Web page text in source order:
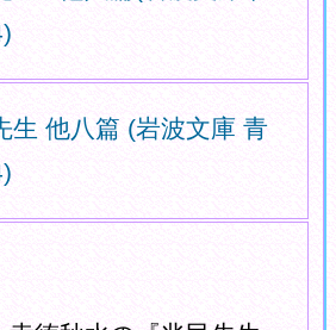
生 他八篇 (岩波文庫 青